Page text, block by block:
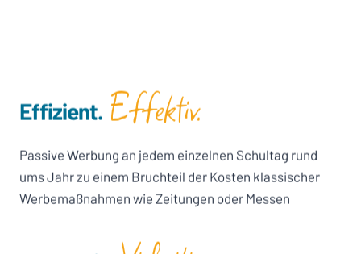
Effizient. Effektiv.
Passive Werbung an jedem einzelnen Schultag rund
ums Jahr zu einem Bruchteil der Kosten klassischer
Werbemaßnahmen wie Zeitungen oder Messen